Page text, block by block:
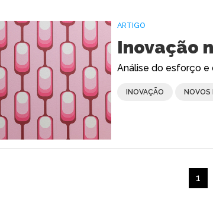
ARTIGO
Inovação
Análise do esforço e
INOVAÇÃO NOVOS
1